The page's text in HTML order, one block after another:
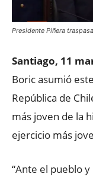
Presidente Piñera
Santiago, 11
Boric asumió
República de
más joven de la
ejercicio más
“Ante el pueblo